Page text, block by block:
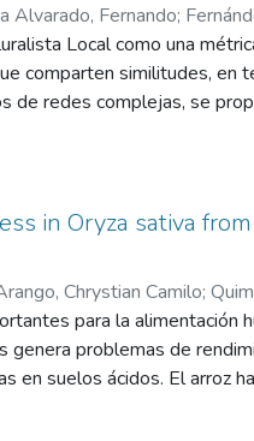
Alvarado, Fernando;
Local como una
comparten similitudes, en
redes complejas, se
comunitario con
in Oryza sativa
Chrystian Camilo;
para la alimentación
problemas de
en suelos ácidos. El arroz
respuesta es compleja ya